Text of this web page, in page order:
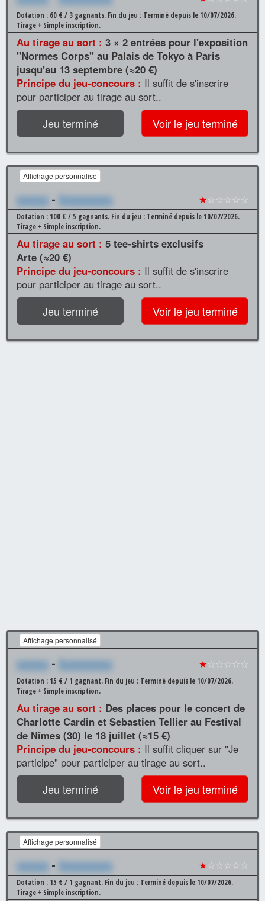
Dotation : 60 € / 3 gagnants. Fin du jeu : Terminé depuis le 10/07/2026.
Tirage + Simple inscription.
Au tirage au sort : 3 × 2 entrées pour l'exposition
"Normes Corps" au Palais de Tokyo à Paris
jusqu'au 13 septembre (≈20 €)
Principe du jeu-concours : Il suffit de s'inscrire
pour participer au tirage au sort..
Jeu terminé Voir le jeu terminé
Affichage personnalisé
xxxxxx - Xxxxxxxxxx ★☆☆☆☆☆
Dotation : 100 € / 5 gagnants. Fin du jeu : Terminé depuis le 10/07/2026.
Tirage + Simple inscription.
Au tirage au sort : 5 tee-shirts exclusifs
Arte (≈20 €)
Principe du jeu-concours : Il suffit de s'inscrire
pour participer au tirage au sort..
Jeu terminé Voir le jeu terminé
Affichage personnalisé
xxxxxx - Xxxxxxxxxx ★☆☆☆☆☆
Dotation : 15 € / 1 gagnant. Fin du jeu : Terminé depuis le 10/07/2026.
Tirage + Simple inscription.
Au tirage au sort : Des places pour le concert de
Charlotte Cardin et Sebastien Tellier au Festival
de Nîmes (30) le 18 juillet (≈15 €)
Principe du jeu-concours : Il suffit cliquer sur "Je
participe" pour participer au tirage au sort..
Jeu terminé Voir le jeu terminé
Affichage personnalisé
xxxxxx - Xxxxxxxxxx ★☆☆☆☆☆
Dotation : 15 € / 1 gagnant. Fin du jeu : Terminé depuis le 10/07/2026.
Tirage + Simple inscription.